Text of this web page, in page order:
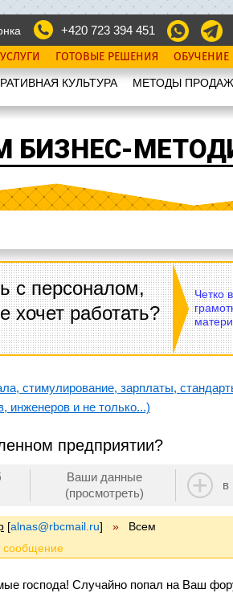
+420 723 394 451
УСЛУГИ ГОТОВЫЕ РЕШЕНИЯ ОБУЧЕНИЕ
КУЛЬТУРА МЕТОДЫ ПРОДАЖ
БИЗНЕС-
с персоналом,
хочет работать?
Четко
стимулирование, зарплаты,
инженеров и не только...)
предприятии?
Ваши данные
(просмотреть)
в
[alnas@rbcmail.ru] » Всем
господа! Случайно попал на Ваш